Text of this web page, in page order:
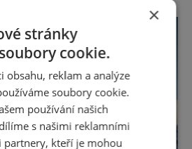
Skvělou
– sněhový tobogán –
areálu Boží Dar Novako,
×
stránky
cookie.
obsahu, reklam a analýze
soubory cookie.
používání našich
s našimi reklamními
partnery, kteří je mohou